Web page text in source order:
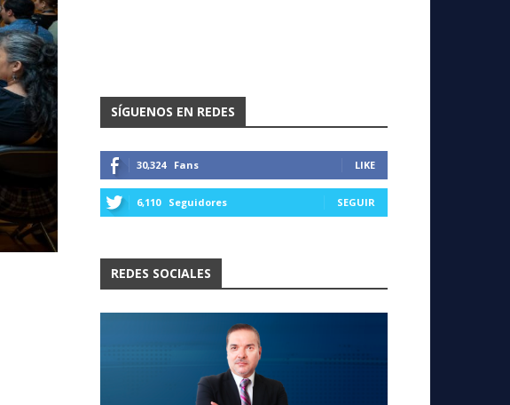
SÍGUENOS EN REDES
30,324 Fans LIKE
6,110 Seguidores SEGUIR
REDES SOCIALES